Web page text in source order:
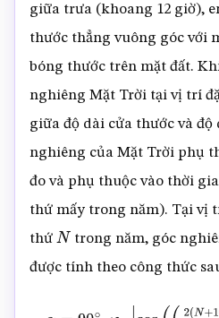
giữa trưa (khoang 12 giờ),
thước thẳng vuông góc với
bóng thước trên mặt đất.
nghiêng Mặt Trời tại vị trí
giữa độ dài cửa thước và độ
nghiêng của Mặt Trời phụ
đo và phụ thuộc vào thời
thứ mấy trong năm). Tại vị
thứ N trong năm, góc
được tính theo công thức